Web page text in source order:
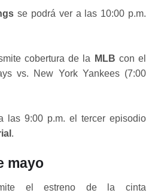
se podrá ver a las 10:00 p.m.
cobertura de la MLB con el
vs. New York Yankees (7:00
las 9:00 p.m. el tercer episodio
.
mayo
el estreno de la cinta